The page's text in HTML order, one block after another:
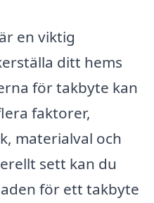
en viktig
ditt hems
för takbyte kan
faktorer,
materialval och
sett kan du
för ett takbyte